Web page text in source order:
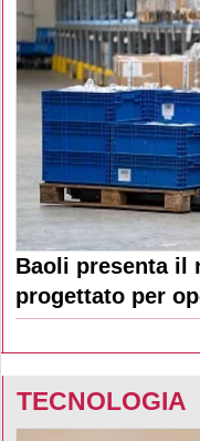
Baoli presenta il
progettato per
TECNOLOGIA